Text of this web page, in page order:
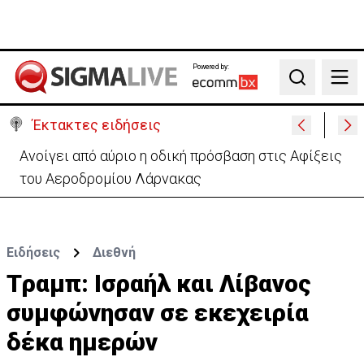
Powered by:
Search
Έκτακτες ειδήσεις
Ανοίγει από αύριο η οδική πρόσβαση στις Αφίξεις
του Αεροδρομίου Λάρνακας
Ειδήσεις Διεθνή
Tραμπ: Ισραήλ και Λίβανος
συμφώνησαν σε εκεχειρία
δέκα ημερών